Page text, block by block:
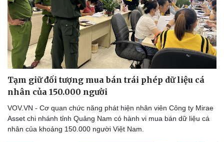
Tạm giữ đối tượng mua bán trái phép dữ liệu cá
nhân của 150.000 người
VOV.VN - Cơ quan chức năng phát hiện nhân viên Công ty Mirae
Asset chi nhánh tỉnh Quảng Nam có hành vi mua bán dữ liệu cá
nhân của khoảng 150.000 người Việt Nam.